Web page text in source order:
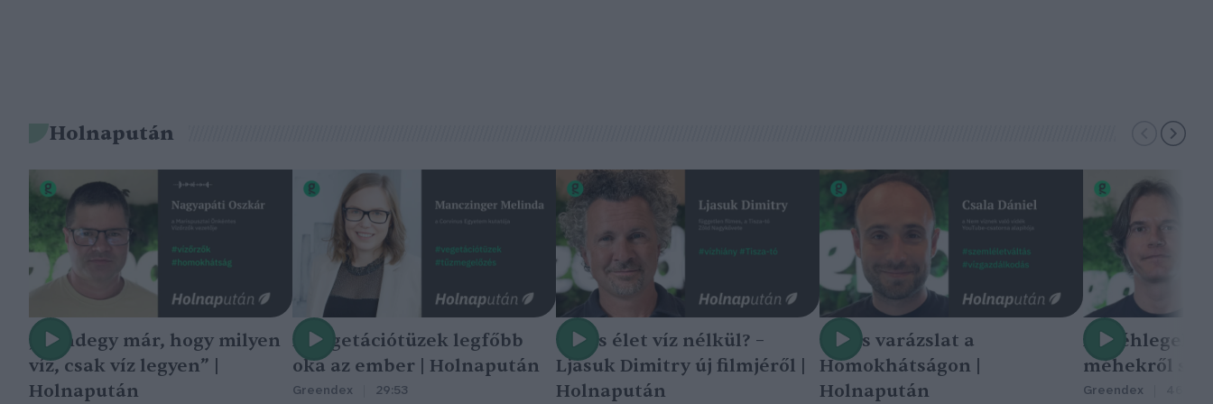
Holnapután
„Mindegy már, hogy milyen
víz, csak víz legyen” |
Holnapután
A vegetációtüzek legfőbb
oka az ember | Holnapután
Greendex 29:53
Nincs élet víz nélkül? –
Ljasuk Dimitry új filmjéről |
Holnapután
Nincs varázslat a
Homokhátságon |
Holnapután
A méhlegelő
méhekről
Greendex